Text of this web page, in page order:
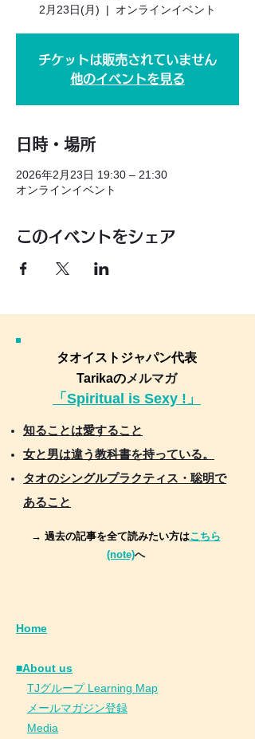
2月23日(月)
  |
オンラインイベント
チケットは販売されていません
他のイベントを見る
日時・場所
2026年2月23日 19:30 – 21:30
オンラインイベント
このイベントをシェア
タオイストジャパン代表
Tarikaのメルマガ
「Spiritual is Sexy !」
知ることは愛すること
女と男は違う教科書を持っている。
タオのシングルプラクティス・聡明で
あること
→ 過去の記事を全て読みたい方はこちら
(note)へ
Home
■About us
TJグループ Learning Map
メールマガジン登録
Media